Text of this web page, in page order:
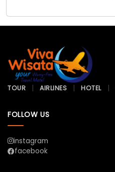
TOUR AIRLINES HOTEL
FOLLOW US
instagram
facebook